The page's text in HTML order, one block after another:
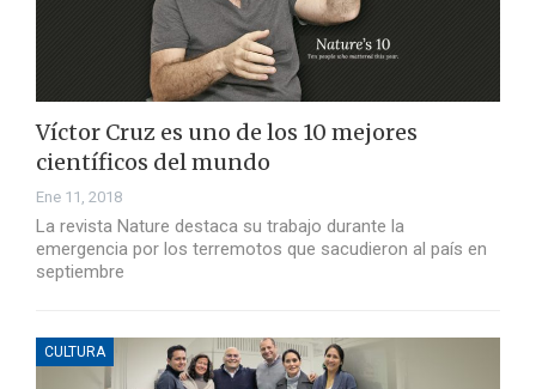
Víctor Cruz es uno de los 10 mejores
científicos del mundo
Ene 11, 2018
La revista Nature destaca su trabajo durante la
emergencia por los terremotos que sacudieron al país en
septiembre
CULTURA